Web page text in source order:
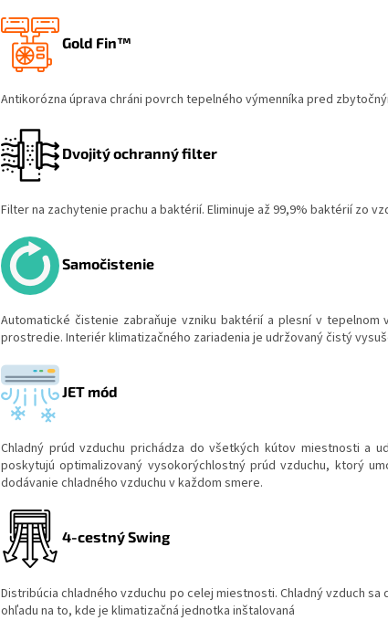
Gold Fin™
Antikorózna úprava chráni povrch tepelného výmenníka pred
Dvojitý ochranný filter
Filter na zachytenie prachu a baktérií. Eliminuje až 99,9% baktérií zo
Samočistenie
Automatické čistenie zabraňuje vzniku baktérií a plesní v
prostredie. Interiér klimatizačného zariadenia je udržovaný čistý
JET mód
Chladný prúd vzduchu prichádza do všetkých kútov miestnosti a
poskytujú optimalizovaný vysokorýchlostný prúd vzduchu, ktorý
dodávanie chladného vzduchu v každom smere.
4-cestný Swing
Distribúcia chladného vzduchu po celej miestnosti. Chladný vzduch
ohľadu na to, kde je klimatizačná jednotka inštalovaná